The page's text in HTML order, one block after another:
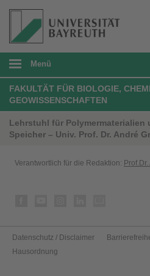
Menü
FAKULTÄT FÜR BIOLOGIE,
GEOWISSENSCHAFTEN
Lehrstuhl für Polymermaterialien
Speicher – Univ. Prof. Dr. André
Verantwortlich für die Redaktion:
Datenschutz / Disclaimer
Hausordnung